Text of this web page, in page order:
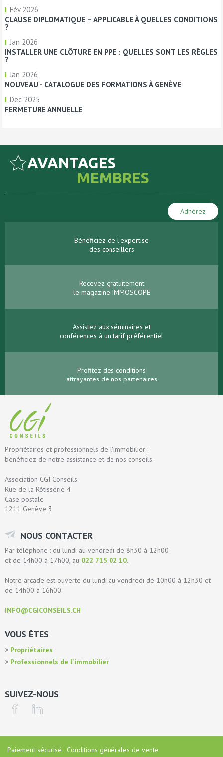
Fév 2026
CLAUSE DIPLOMATIQUE – APPLICABLE À QUELLES CONDITIONS
?
Jan 2026
INSTALLER UNE CLÔTURE EN PPE : QUELLES SONT LES RÈGLES
?
Jan 2026
NOUVEAU - CATALOGUE DES FORMATIONS À GENÈVE
Dec 2025
FERMETURE ANNUELLE
AVANTAGES
MEMBRES
Adhérez
Bénéficiez de l'expertise
des conseillers
Recevez gratuitement
le magazine IMMOSCOPE
Assistez aux séminaires et
conférences à un tarif préférentiel
Profitez des conditions
attrayantes de nos partenaires
Propriétaires et professionnels de l'immobilier :
bénéficiez de notre assistance et de nos conseils.
Association CGI Conseils
Rue de la Rôtisserie 4
Case postale
1211 Genève 3
NOUS CONTACTER
Par téléphone : du lundi au vendredi de 8h30 à 12h00
et de 14h00 à 17h00, au 022 715 02 10.
Notre arcade est ouverte du lundi au vendredi de 10h00 à 12h30 et
de 14h00 à 16h00.
INFO@CGICONSEILS.CH
VOUS ÊTES
Propriétaires
Professionnels de l'immobilier
SUIVEZ-NOUS
Paiement sécurisé Conditions générales de vente